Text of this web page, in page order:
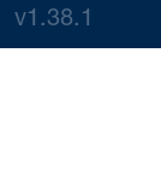
v1.38.1